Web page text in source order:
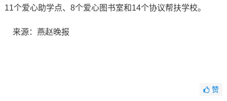
11个爱心助学点、8个爱心图书室和14个协议帮扶学校。
来源：燕赵晚报
赞